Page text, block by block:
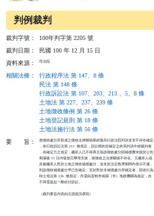
判例裁判
裁判字號：
100年判字第 2205 號
裁判日期：
民國 100 年 12 月 15 日
資料來源：
司法院
相關法條 ：
行政程序法 第 147、8 條
民法 第 148 條
行政訴訟法 第 107、203、213 、5、8 條
土地法 第 227、237、239 條
土地徵收條例 第 26 條
土地登記規則 第 18 條
土地法施行法 第 56 條
要
旨：
按徵收處分所形成之徵收法律關係業經最高行政法院判決並非不存在確定
，依行政訴訟法第 213  條規定，訴訟標的於確定之終局判決中經裁判者
，有確定力之規定，繼承人已不得再主張該徵收處分因補償費未能於公告
期滿後 15 日內發放完畢而失效，致徵收之法律關係不存在。又繼承人或
其被繼承人對於土地之徵收補償處分，並未於法定救濟期間內表示不服，
則該徵收補償處分早已告確定。至於對於非補償處分所確定者，因依行為
時土地法第 236  條規定，尚需由直轄市或縣（市）地政機關為核定，自
不得逕提起一般給付訴訟。
（裁判要旨內容由法源資訊撰寫）